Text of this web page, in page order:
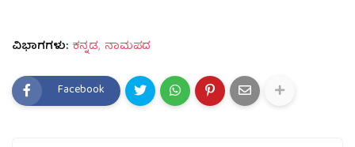
ವಿಭಾಗಗಳು: ಕನ್ನಡ ನಾಮಪದ
Facebook